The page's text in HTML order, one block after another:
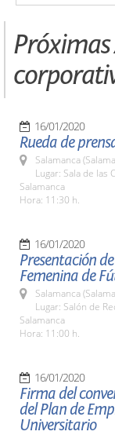
16/01/2020
Rueda de
Salamanca
Lugar: Sala de las
Salamanca
Hora: 11:30 h.
16/01/2020
Presentación
Femenina de
Salamanca
Lugar: Salón de
Salamanca
Hora: 11:00 h.
16/01/2020
Firma del
del Plan de
Universitario